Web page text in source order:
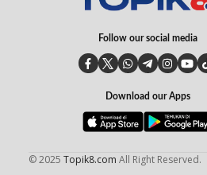
Follow our social media
Download our Apps
© 2025 Topik8.com All Right Reserved.